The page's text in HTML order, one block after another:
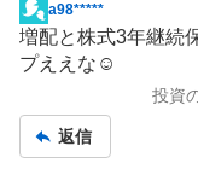
掲
示
板
a98*****
増配と株式3年継続
プええな☺️
投資
返信